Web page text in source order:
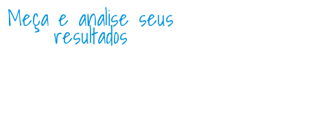
Meça e analise seus
resultados